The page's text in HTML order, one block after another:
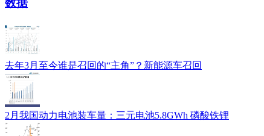
数据
去年3月至今谁是召回的“主角”？新能源车召回
2月我国动力电池装车量：三元电池5.8GWh 磷酸铁锂